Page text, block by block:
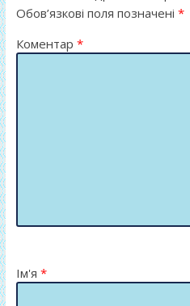
ся
Обов’язкові поля позначені *
Коментар *
Ім'я *